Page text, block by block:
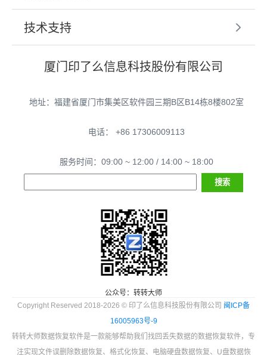
技术支持
厦门印了么信息科技股份有限公司
地址：福建省厦门市集美区软件园三期B区B14栋8楼802室
电话： +86 17306009113
服务时间：09:00 ~ 12:00 / 14:00 ~ 18:00
公众号：转转大师
Copyright Reserved 2018-2026 © 印了么信息科技股份有限公司 闽ICP备
16005963号-9
转转大师数据恢复软件是一款能够帮助我们找回丢失数据的数据恢复软件，专
注实现文件误删除数据恢复、格式化恢复、电脑硬盘数据恢复、U盘数据恢